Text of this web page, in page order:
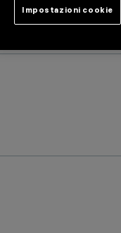
Impostazioni cookie